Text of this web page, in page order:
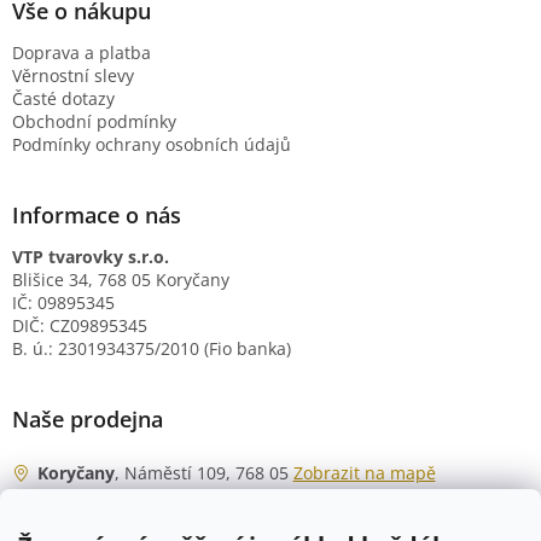
Vše o nákupu
Doprava a platba
Věrnostní slevy
Časté dotazy
Obchodní podmínky
Podmínky ochrany osobních údajů
Informace o nás
VTP tvarovky s.r.o.
Blišice 34, 768 05 Koryčany
IČ: 09895345
DIČ: CZ09895345
B. ú.: 2301934375/2010 (Fio banka)
Naše prodejna
Koryčany, Náměstí 109, 768 05 Zobrazit na mapě